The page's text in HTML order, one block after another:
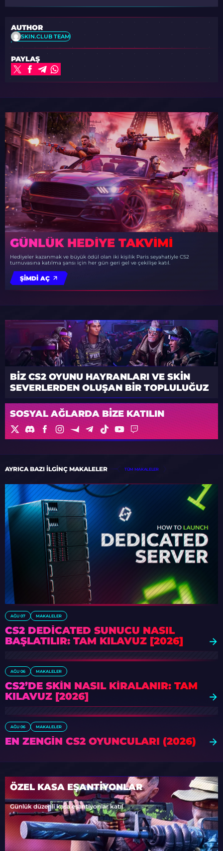
AUTHOR
SKIN.CLUB TEAM
PAYLAŞ
GÜNLÜK HEDIYE TAKVIMI
Hediyeler kazanmak ve büyük ödül olan iki kişilik Paris seyahatiyle CS2
turnuvasına katılma şansı için her gün geri gel ve çekilişe katıl.
ŞIMDI AÇ
BIZ CS2 OYUNU HAYRANLARI VE SKIN
SEVERLERDEN OLUŞAN BIR TOPLULUĞUZ
SOSYAL AĞLARDA BIZE KATILIN
AYRICA BAZI ILGINÇ MAKALELER TÜM MAKALELER
AĞU 07 MAKALELER
CS2 DEDICATED SUNUCU NASIL
BAŞLATILIR: TAM KILAVUZ [2026]
AĞU 06 MAKALELER
CS2’DE SKIN NASIL KIRALANIR: TAM
KILAVUZ [2026]
AĞU 06 MAKALELER
EN ZENGIN CS2 OYUNCULARI (2026)
ÖZEL KASA EŞANTİYONLAR
Günlük düzenli kasa eşantiyonlar katıl